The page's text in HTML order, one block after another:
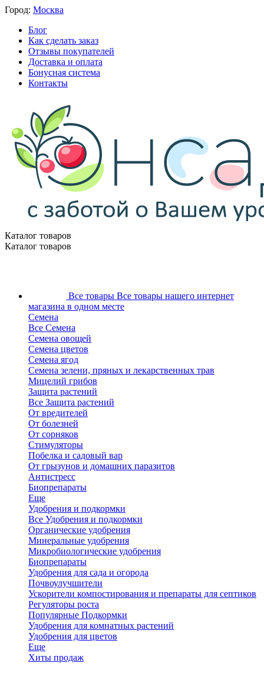
Город: Москва
Блог
Как сделать заказ
Отзывы покупателей
Доставка и оплата
Бонусная система
Контакты
Каталог товаров
Каталог товаров
Все товары Все товары нашего интернет
магазина в одном месте
Семена
Все Семена
Семена овощей
Семена цветов
Семена ягод
Семена зелени, пряных и лекарственных трав
Мицелий грибов
Защита растений
Все Защита растений
От вредителей
От болезней
От сорняков
Стимуляторы
Побелка и садовый вар
От грызунов и домашних паразитов
Антистресс
Биопрепараты
Еще
Удобрения и подкормки
Все Удобрения и подкормки
Органические удобрения
Минеральные удобрения
Микробиологические удобрения
Биопрепараты
Удобрения для сада и огорода
Почвоулучшители
Ускорители компостирования и препараты для септиков
Регуляторы роста
Популярные Подкормки
Удобрения для комнатных растений
Удобрения для цветов
Еще
Хиты продаж